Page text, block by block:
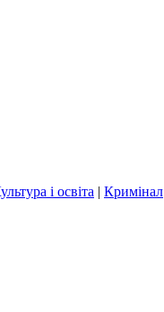
і освіта | Кримінал